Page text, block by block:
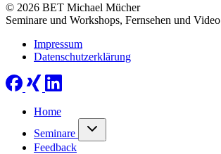
© 2026 BET Michael Mücher
Seminare und Workshops, Fernsehen und Video
Impressum
Datenschutzerklärung
Home
Seminare
Feedback